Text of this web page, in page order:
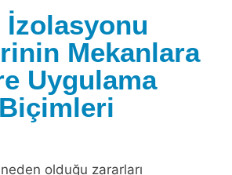
İzolasyonu
Mekanlara
Uygulama
Biçimleri
olduğu zararları